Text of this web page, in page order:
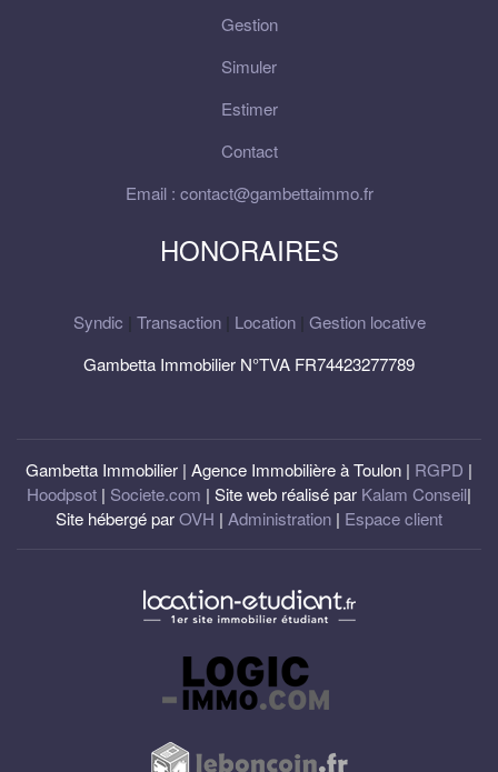
Gestion
Simuler
Estimer
Contact
Email : contact@gambettaimmo.fr
HONORAIRES
Syndic Transaction| Location| Gestion locative
Gambetta Immobilier N°TVA FR74423277789
Gambetta Immobilier | Agence Immobilière à Toulon | RGPD |
Hoodpsot | Societe.com | Site web réalisé par Kalam Conseil|
Site hébergé parOVH | Administration | Espace client